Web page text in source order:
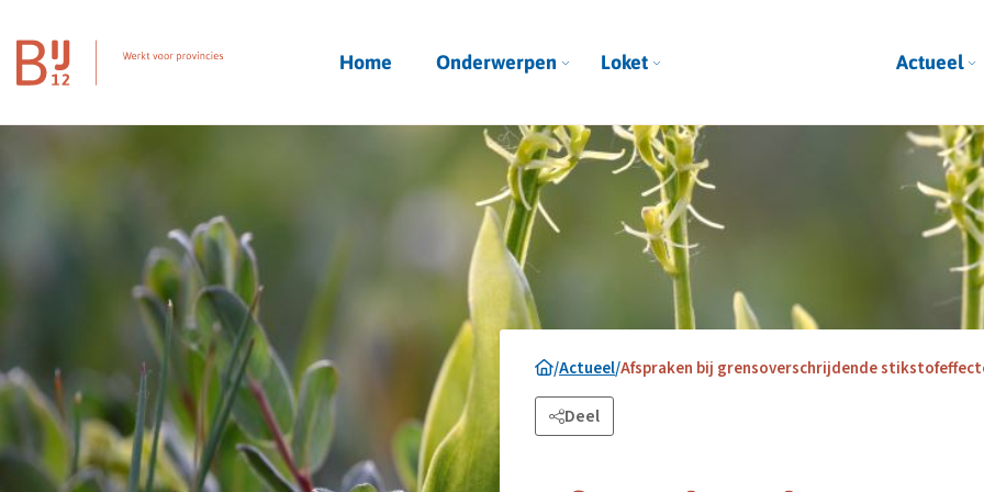
Homepagina
Home Onderwerpen Loket Actueel
/Actueel/Afspraken bij grensoverschrijdende
Deel